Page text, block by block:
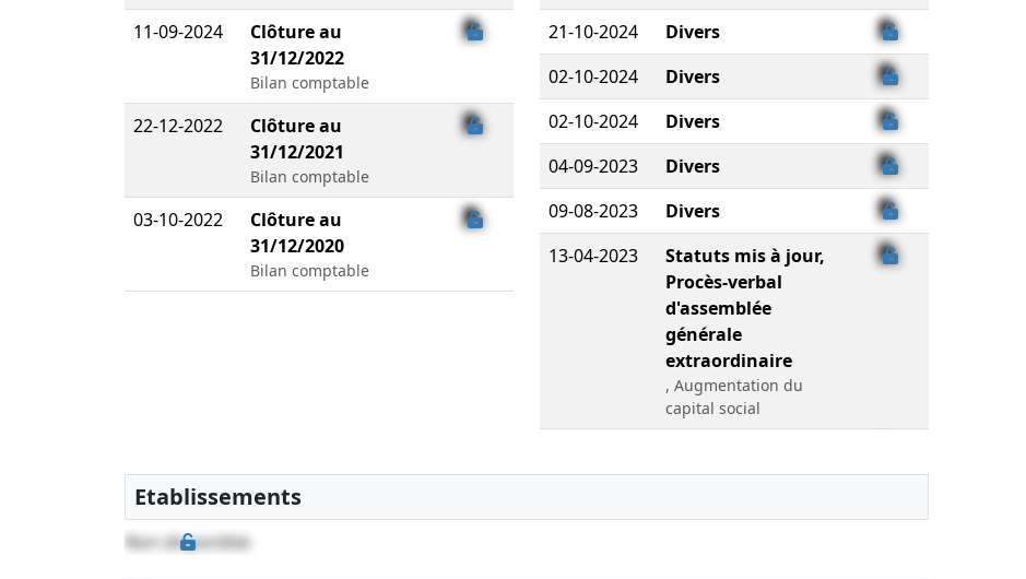
11-09-2024
Clôture au
31/12/2022
Bilan comptable
22-12-2022
Clôture au
31/12/2021
Bilan comptable
03-10-2022
Clôture au
31/12/2020
Bilan comptable
21-10-2024
Divers
02-10-2024
Divers
02-10-2024
Divers
04-09-2023
Divers
09-08-2023
Divers
13-04-2023
Statuts mis à jour,
Procès-verbal
d'assemblée
générale
extraordinaire
, Augmentation du
capital social
Procès-verbal
Etablissements
Non disponible